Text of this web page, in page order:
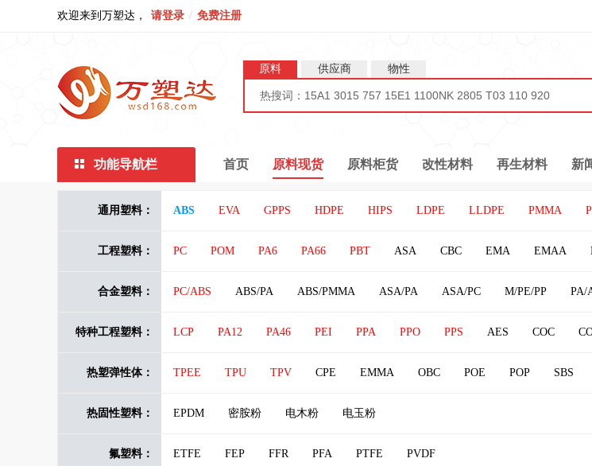
欢迎来到万塑达， 请登录 / 免费注册
原料 供应商 物性
功能导航栏 首页 原料现货 原料柜货 改性材料 再生材料 新
通用塑料： ABS EVA GPPS HDPE HIPS LDPE LLDPE PMMA
EPS K胶 K（Q）胶 MABS MBS MLLDPE MS
工程塑料： PC POM PA6 PA66 PBT ASA CBC EMA EMAA
PMMI PTT 丁二烯橡胶
合金塑料： PC/ABS ABS/PA ABS/PMMA ASA/PA ASA/PC M/PE/PP PA/
PA66/PTFE PA6T/66 PBT/ABS PBT/ASA PBT/PC PBT/PET
POM/PTFE PPA/F/PTFE PPO/PA
特种工程塑料： LCP PA12 PA46 PEI PPA PPO PPS AES COC
PA10T PA11 PA4T PA610 PA612 PA6T PA9T PAE
PI PMP POK PPE PP-R
热塑弹性体： TPEE TPU TPV CPE EMMA OBC POE POP SBS
热固性塑料： EPDM 密胺粉 电木粉 电玉粉
氟塑料： ETFE FEP FFR PFA PTFE PVDF